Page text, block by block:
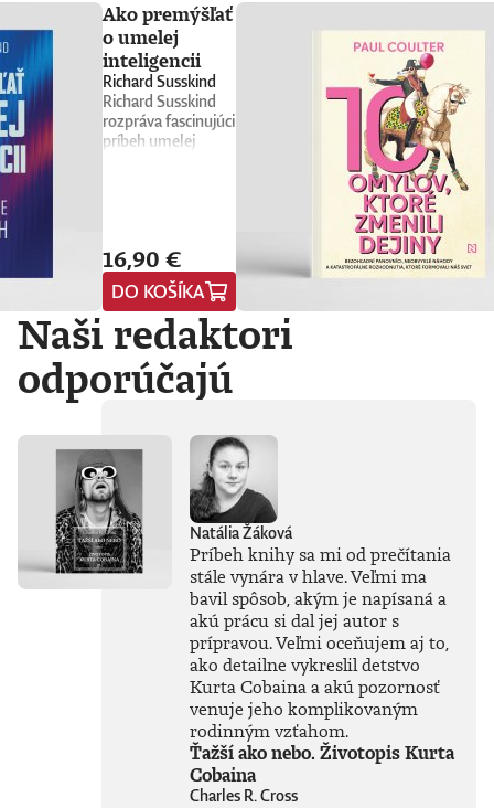
Ako premýšľať
o umelej
inteligencii
Richard Susskind
Richard Susskind
rozpráva fascinujúci
príbeh umelej
všetko, čo sme si o
nej doteraz mysleli.
Vyvádza umelú
inteligenciu z prísne
strážených
počítačových
laboratórií
technologických
každodenného
života. Od príchodu
systému ChatGPT
zaplavila verejnosť
vlna záujmu o AI,
no zároveň
zavládol zmätok.
Čo vlastne umelá
inteligencia dokáže
a kde sú jej limity?
Čo nás ešte len
čaká? Je pre ľudstvo
spásou alebo
hrozbou? Susskind
sa nevyhýba ani
pálčivým otázkam
16,90 €
DO KOŠÍKA
Naši redaktori
odporúčajú
Natália Žáková
Príbeh knihy sa mi od prečítania
stále vynára v hlave. Veľmi ma
bavil spôsob, akým je napísaná a
akú prácu si dal jej autor s
prípravou. Veľmi oceňujem aj to,
ako detailne vykreslil detstvo
Kurta Cobaina a akú pozornosť
venuje jeho komplikovaným
rodinným vzťahom.
Ťažší ako nebo. Životopis Kurta
Cobaina
Charles R. Cross